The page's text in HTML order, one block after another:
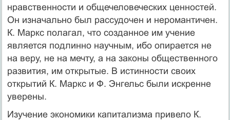
нравственности и общечеловеческих ценностей.
Он изначально был рассудочен и неромантичен.
К. Маркс полагал, что созданное им учение
является подлинно научным, ибо опирается не
на веру, не на мечту, а на законы общественного
развития, им открытые. В истинности своих
открытий К. Маркс и Ф. Энгельс были искренне
уверены.
Изучение экономики капитализма привело К.